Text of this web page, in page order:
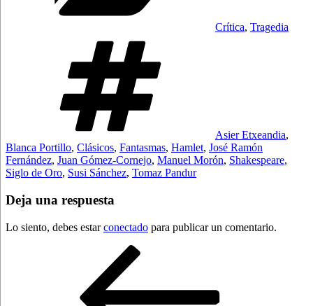
Crítica, Tragedia
Asier Etxeandia,
Blanca Portillo, Clásicos, Fantasmas, Hamlet, José Ramón
Fernández, Juan Gómez-Cornejo, Manuel Morón, Shakespeare,
Siglo de Oro, Susi Sánchez, Tomaz Pandur
Deja una respuesta
Lo siento, debes estarconectado para publicar un comentario.